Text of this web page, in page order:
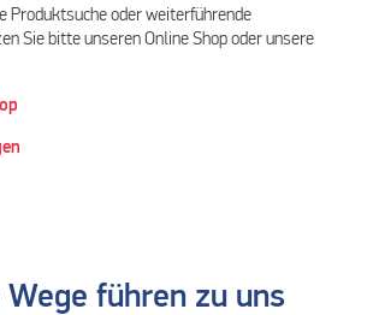
Produktsuche oder weiterführende
Sie bitte unseren Online Shop oder unsere
Wege führen zu uns